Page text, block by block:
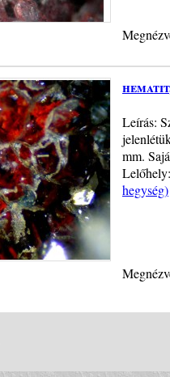
hematit
Leírás:
mm.
Lelőhely:
hegység)